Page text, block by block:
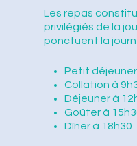
Les repas
privilégiés de la
ponctuent la
Petit déjeuner
Collation à
Déjeuner à
Goûter à
Dîner à 18h30